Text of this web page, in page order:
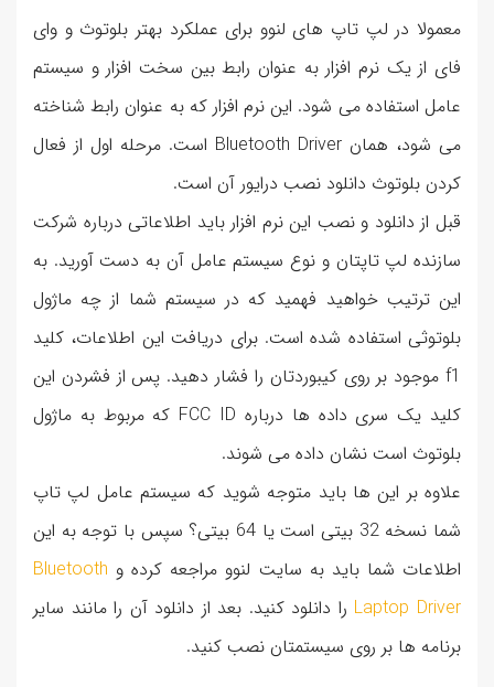
معمولا در لپ تاپ های لنوو برای عملکرد بهتر بلوتوث و وای
فای از یک نرم افزار به عنوان رابط بین سخت افزار و سیستم
عامل استفاده می شود. این نرم افزار که به عنوان رابط شناخته
می شود، همان Bluetooth Driver است. مرحله اول از فعال
کردن بلوتوث دانلود نصب درایور آن است.
قبل از دانلود و نصب این نرم افزار باید اطلاعاتی درباره شرکت
سازنده لپ تاپتان و نوع سیستم عامل آن به دست آورید. به
این ترتیب خواهید فهمید که در سیستم شما از چه ماژول
بلوتوثی استفاده شده است. برای دریافت این اطلاعات، کلید
f1 موجود بر روی کیبوردتان را فشار دهید. پس از فشردن این
کلید یک سری داده ها درباره FCC ID که مربوط به ماژول
بلوتوث است نشان داده می شوند.
علاوه بر این ها باید متوجه شوید که سیستم عامل لپ تاپ
شما نسخه 32 بیتی است یا 64 بیتی؟ سپس با توجه به این
اطلاعات شما باید به سایت لنوو مراجعه کرده و Bluetooth
Laptop Driver را دانلود کنید. بعد از دانلود آن را مانند سایر
برنامه ها بر روی سیستمتان نصب کنید.